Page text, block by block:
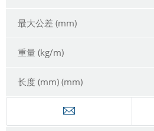
最大公差 (mm)
重量 (kg/m)
长度 (mm) (mm)